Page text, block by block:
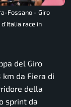
Fossano - Giro
race in
del Giro
da Fiera di
della
sprint da